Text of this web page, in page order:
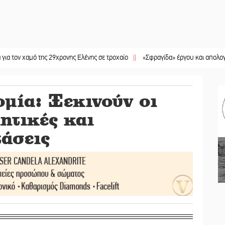
της 29χρονης Ελένης σε τροχαίο || «Σφραγίδα» έργου και απολογισμού
Ξεκινούν οι
και